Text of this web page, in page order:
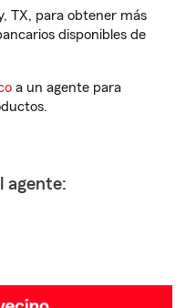
TX, para obtener más
disponibles de
a un agente para
agente: